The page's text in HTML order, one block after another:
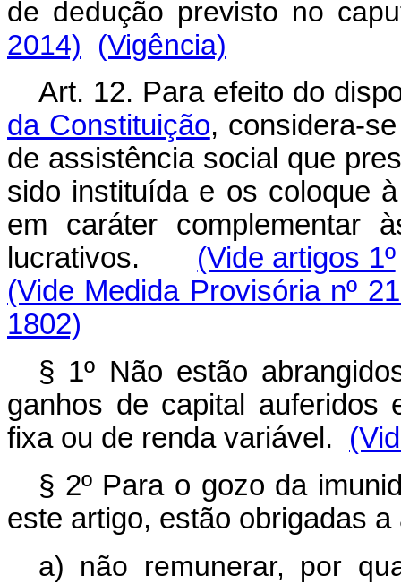
de dedução previsto no
2014)
(Vigência)
Art. 12. Para efeito do
da Constituição, considera-
de assistência social que
sido instituída e os coloque
em caráter complementar
lucrativos. (Vide artigos 1º
(Vide Medida Provisória nº
1802)
§ 1º Não estão
ganhos de capital auferidos
fixa ou de renda variável.
§ 2º Para o gozo da
este artigo, estão obrigadas
a) não remunerar, por